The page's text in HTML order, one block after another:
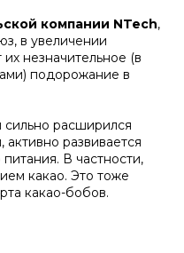
компании NTech,
в увеличении
незначительное (в
подорожание в
расширился
развивается
В частности,
какао. Это тоже
какао-бобов.